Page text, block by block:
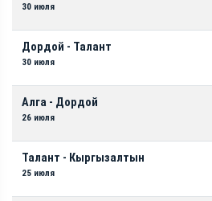
30 июля
Дордой - Талант
30 июля
Алга - Дордой
26 июля
Талант - Кыргызалтын
25 июля